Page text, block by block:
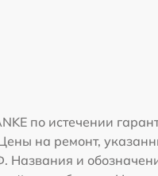
по истечении
на ремонт,
и